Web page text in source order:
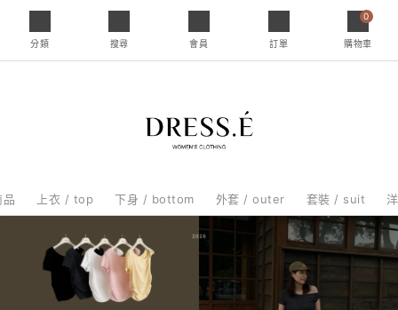
分類 搜尋 會員 訂單
0
購物車
品 上衣 / top 下身 / bottom 外套 / outer 套裝 / suit